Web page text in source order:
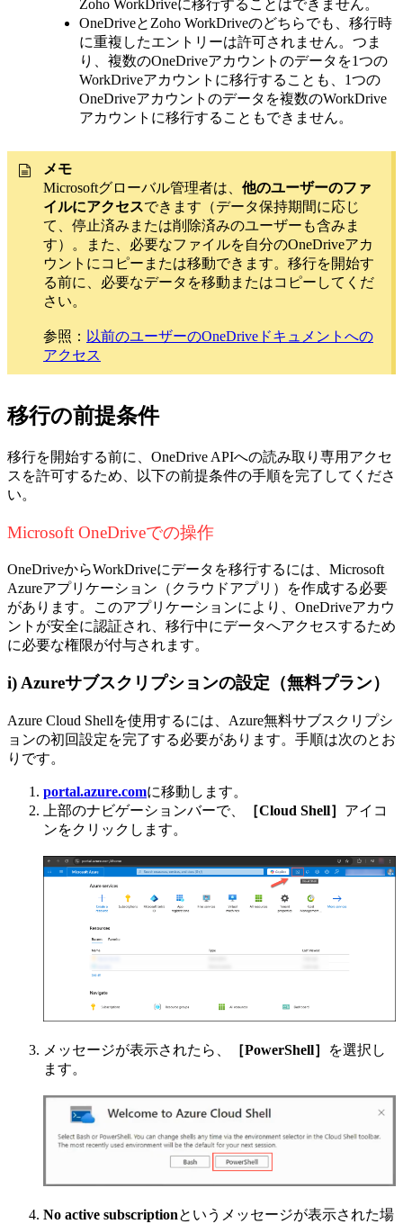
Zoho WorkDriveに移行することはできません。
OneDriveとZoho WorkDriveのどちらでも、移行時
に重複したエントリーは許可されません。つま
り、複数のOneDriveアカウントのデータを1つの
WorkDriveアカウントに移行することも、1つの
OneDriveアカウントのデータを複数のWorkDrive
アカウントに移行することもできません。
メモ
Microsoftグローバル管理者は、 他のユーザーのファ
イルにアクセスできます（データ保持期間に応じ
て、停止済みまたは削除済みのユーザーも含みま
す）。また、必要なファイルを自分のOneDriveアカ
ウントにコピーまたは移動できます。移行を開始す
る前に、必要なデータを移動またはコピーしてくだ
さい。
参照： 以前のユーザーのOneDriveドキュメントへの
アクセス
移行の前提条件
移行を開始する前に、OneDrive APIへの読み取り専用アクセ
スを許可するため、以下の前提条件の手順を完了してくださ
い。
Microsoft OneDriveでの操作
OneDriveからWorkDriveにデータを移行するには、Microsoft
Azureアプリケーション（クラウドアプリ）を作成する必要
があります。このアプリケーションにより、OneDriveアカウ
ントが安全に認証され、移行中にデータへアクセスするため
に必要な権限が付与されます。
i) Azureサブスクリプションの設定 （無料プラン）
Azure Cloud Shellを使用するには、Azure無料サブスクリプシ
ョンの初回設定を完了する必要があります。手順は次のとお
りです。
portal.azure.comに移動します。
上部のナビゲーションバーで、
［Cloud Shell］ アイコ
ンをクリックします。
メッセージが表示されたら、 ［PowerShell］
を選択し
ます。
No active subscriptionというメッセージが表示された場